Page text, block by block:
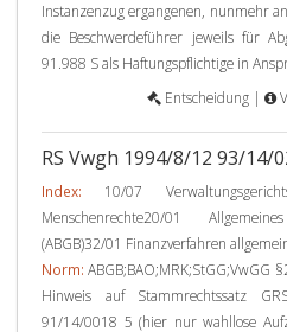
Instanzenzug ergangenen, nunmehr
die Beschwerdeführer jeweils für
91.988 S als Haftungspflichtige in
Entscheidung |
RS Vwgh 1994/8/12 93/14/
Index: 10/07
Menschenrechte20/01
(ABGB)32/01 Finanzverfahren
Norm: ABGB;BAO;MRK;StGG;VwGG
Hinweis auf Stammrechtssatz
91/14/0018 5 (hier nur wahllose